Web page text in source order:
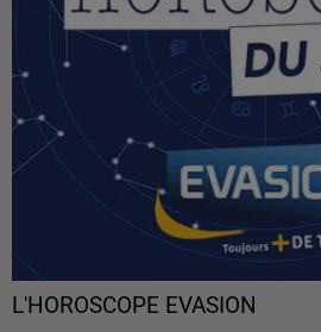
L'HOROSCOPE EVASION